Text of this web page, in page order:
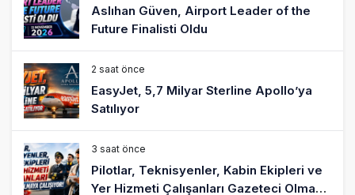
Aslıhan Güven, Airport Leader of the
Future Finalisti Oldu
2 saat önce
EasyJet, 5,7 Milyar Sterline Apollo’ya
Satılıyor
3 saat önce
Pilotlar, Teknisyenler, Kabin Ekipleri ve
Yer Hizmeti Çalışanları Gazeteci Olmaya